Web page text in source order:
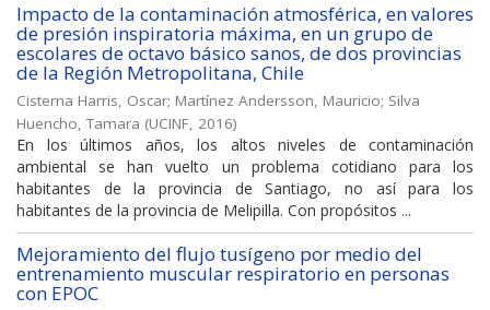
Impacto de la contaminación atmosférica, en valores
de presión inspiratoria máxima, en un grupo de
escolares de octavo básico sanos, de dos provincias
de la Región Metropolitana, Chile
Cisterna Harris, Oscar; Martínez Andersson, Mauricio; Silva
Huencho, Tamara (UCINF, 2016)
En los últimos años, los altos niveles de contaminación
ambiental se han vuelto un problema cotidiano para los
habitantes de la provincia de Santiago, no así para los
habitantes de la provincia de Melipilla. Con propósitos ...
Mejoramiento del flujo tusígeno por medio del
entrenamiento muscular respiratorio en personas
con EPOC